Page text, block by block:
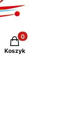
Produkty w
Koszyk